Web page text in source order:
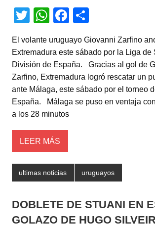
T
tt
er
W
at
s
A
p
p
F
c
e
b
o
o
m
p
ar
tir
El volante uruguayo Giovanni Zarfino
Extremadura este sábado por la Liga de
División de España. Gracias al gol de
Zarfino, Extremadura logró rescatar un
ante Málaga, este sábado por el torneo
España. Málaga se puso en ventaja
a los 28 minutos
LEER MÁS
ultimas noticias uruguayos
DOBLETE DE STUANI EN
GOLAZO DE HUGO